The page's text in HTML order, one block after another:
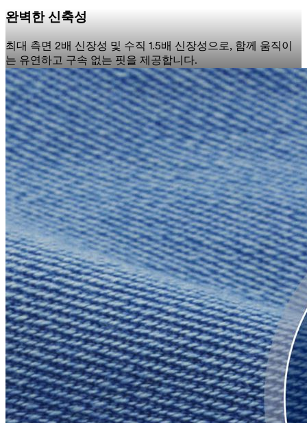
완벽한 신축성
최대 측면 2배 신장성 및 수직 1.5배 신장성으로, 함께 움직이
는 유연하고 구속 없는 핏을 제공합니다.